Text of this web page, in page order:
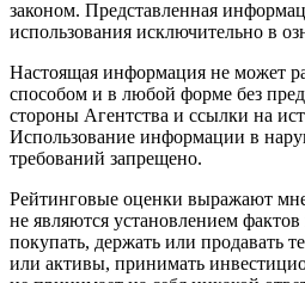
законом. Представленная
использования исключительно в
Настоящая информация не может
способом и в любой форме без
стороны Агентства и ссылки на
Использование информации в
требований запрещено.
Рейтинговые оценки выражают
не являются установлением
покупать, держать или продавать
или активы, принимать